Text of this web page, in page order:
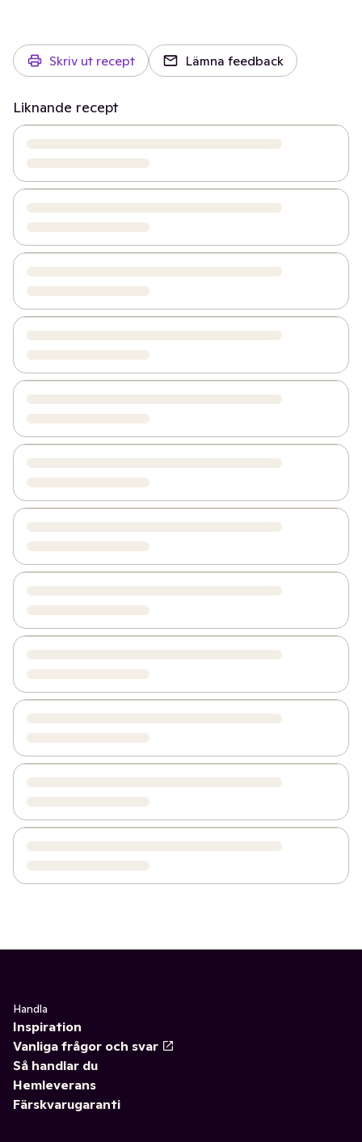
Skriv ut recept Lämna feedback
Liknande recept
Handla
Inspiration
Vanliga frågor och svar
Så handlar du
Hemleverans
Färskvarugaranti